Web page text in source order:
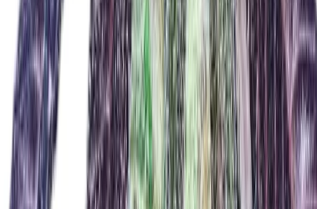
Apotheken